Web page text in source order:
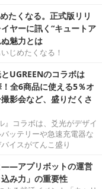
たくなる。正式版リリ
ヤーに訊く“キュートア
魅力とは
じめたくなる！
UGREENのコラボは
！全6商品に使える5％オ
影会など、盛りだくさ
』コラボは、爻光がデザイ
ッテリーや急速充電器な
イスがてんこ盛り
――アプリボットの運営
み力」の重要性